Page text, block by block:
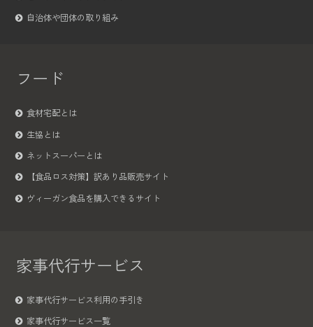
自治体や団体の取り組み
フード
食材宅配とは
生協とは
ネットスーパーとは
【食品ロス対策】訳あり品販売サイト
ヴィーガン食品を購入できるサイト
家事代行サービス
家事代行サービス利用の手引き
家事代行サービス一覧